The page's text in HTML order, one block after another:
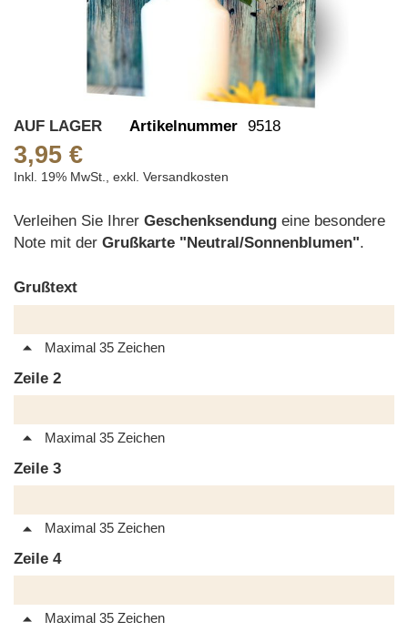
Skip
to
the
of
the
gallery
AUF LAGER Artikelnummer 9518
3,95 €
Inkl. 19% MwSt., exkl. Versandkosten
Verleihen Sie Ihrer Geschenksendung eine besondere
Note mit der Grußkarte "Neutral/Sonnenblumen".
Grußtext
Maximal 35 Zeichen
Zeile 2
Maximal 35 Zeichen
Zeile 3
Maximal 35 Zeichen
Zeile 4
Maximal 35 Zeichen